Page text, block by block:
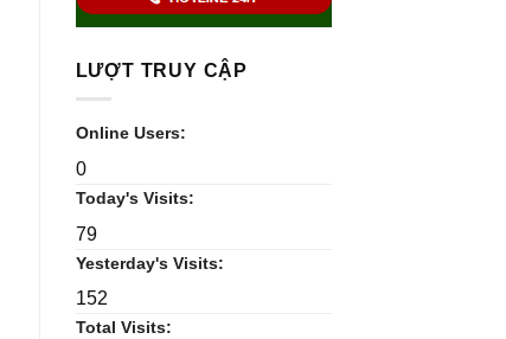
LƯỢT TRUY CẬP
Online Users:
0
Today's Visits:
79
Yesterday's Visits:
152
Total Visits: